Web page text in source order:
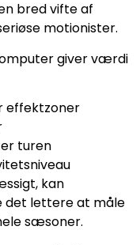
bred vifte af
motionister.
giver værdi
effektzoner
turen
kan
det lettere at måle
sæsoner.